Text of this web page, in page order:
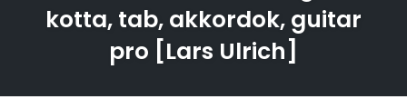
kotta, tab, akkordok, guitar
pro [Lars Ulrich]